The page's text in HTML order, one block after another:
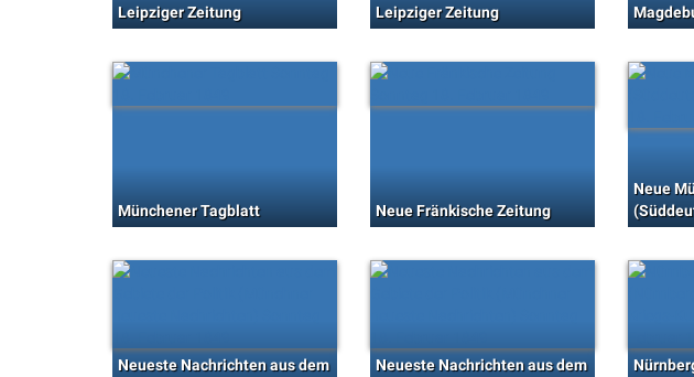
Leipziger Zeitung Leipziger Zeitung
Münchener Tagblatt Neue Fränkische Zeitung
Neue
Neueste Nachrichten aus dem
Neueste Nachrichten aus dem